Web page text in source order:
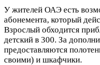
У жителей ОАЭ есть
абонемента, который
Взрослый обходится
детский в 300. За
предоставляются
своими) и шкафчики.